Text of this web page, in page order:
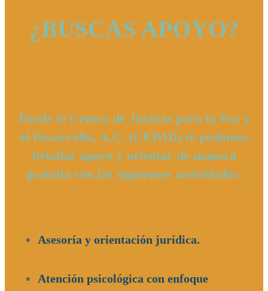
¿BUSCAS APOYO?
Desde el Centro de Justicia para la Paz y
el Desarrollo, A.C. (CEPAD) te podemos
brindar apoyo y orientar de manera
gratuita con las siguientes actividades:
Asesoría y orientación jurídica.
Atención psicológica con enfoque